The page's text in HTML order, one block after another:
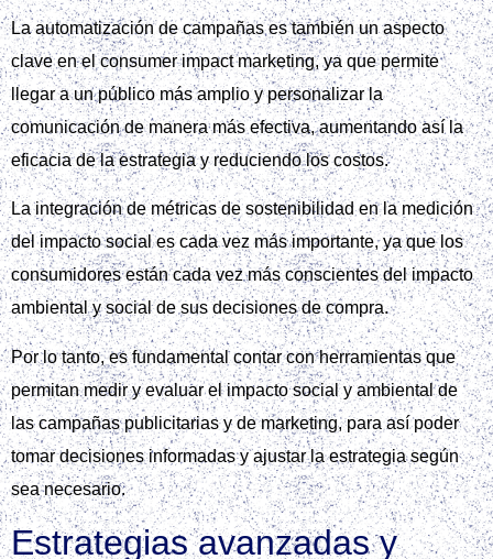
La automatización de campañas es también un aspecto
clave en el consumer impact marketing, ya que permite
llegar a un público más amplio y personalizar la
comunicación de manera más efectiva, aumentando así la
eficacia de la estrategia y reduciendo los costos.
La integración de métricas de sostenibilidad en la medición
del impacto social es cada vez más importante, ya que los
consumidores están cada vez más conscientes del impacto
ambiental y social de sus decisiones de compra.
Por lo tanto, es fundamental contar con herramientas que
permitan medir y evaluar el impacto social y ambiental de
las campañas publicitarias y de marketing, para así poder
tomar decisiones informadas y ajustar la estrategia según
sea necesario.
Estrategias avanzadas y